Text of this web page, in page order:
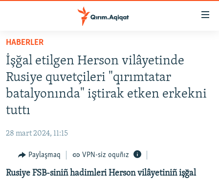
Esas
mündericege
qaytmaq
Baş
navigatsiyağa
qaytmaq
Qıdıruvğa
HABERLER
SİYASET
İQTİSADİYAT
CEMİYET
İNSAN AQLARI
VİDEO
SÜRET
HABERLER
İşğal etilgen Herson vilâyetinde
Rusiye quvetçileri "qırımtatar
batalyonında" iştirak etken erkekni
tuttı
28 mart 2024, 11:15
Paylaşmaq VPN-siz oquñız
Rusiye FSB-siniñ hadimleri Herson vilâyetiniñ işğal